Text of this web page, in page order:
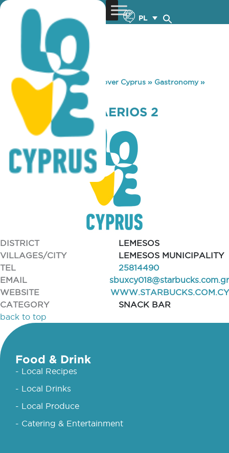
PL
You are here: Home »Discover Cyprus » Gastronomy»
STARBUCKS ENAERIOS 2
STARBUCKS ENAERIOS 2
DISTRICT
LEMESOS
VILLAGES/CITY
LEMESOS MUNICIPALITY
TEL
25814490
EMAIL
sbuxcy018@starbucks.com.gr
WEBSITE
WWW.STARBUCKS.COM.CY
CATEGORY
SNACK BAR
back to top
Food & Drink
- Local Recipes
- Local Drinks
- Local Produce
- Catering & Entertainment